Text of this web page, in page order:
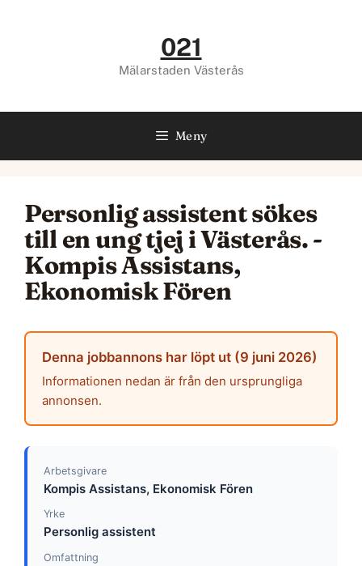
021
Mälarstaden Västerås
Meny
Personlig assistent sökes
till en ung tjej i Västerås. -
Kompis Assistans,
Ekonomisk Fören
Denna jobbannons har löpt ut (9 juni 2026)
Informationen nedan är från den ursprungliga
annonsen.
Arbetsgivare
Kompis Assistans, Ekonomisk Fören
Yrke
Personlig assistent
Omfattning